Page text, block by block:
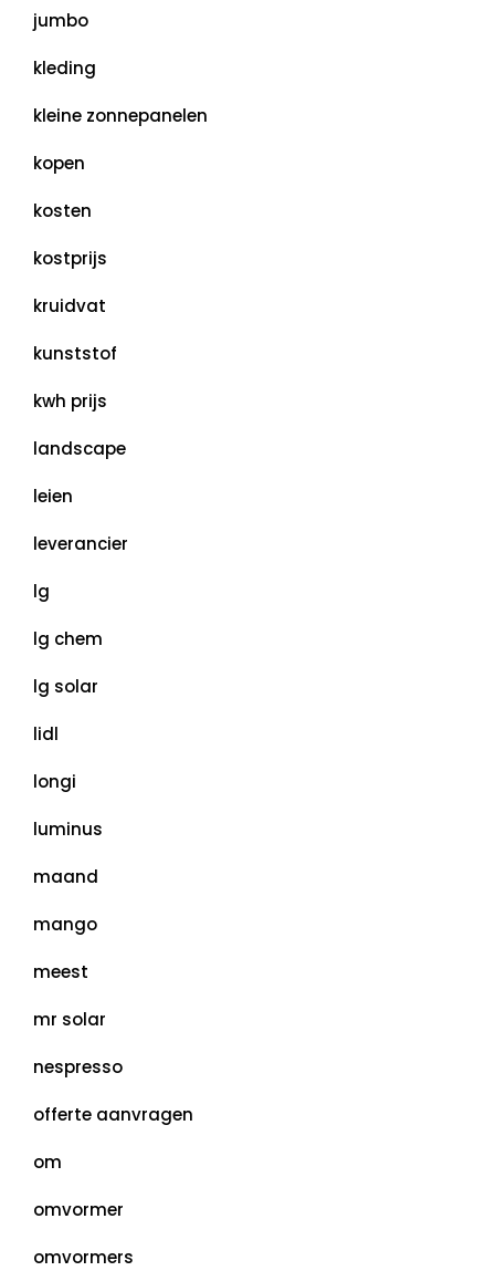
jumbo
kleding
kleine zonnepanelen
kopen
kosten
kostprijs
kruidvat
kunststof
kwh prijs
landscape
leien
leverancier
lg
lg chem
lg solar
lidl
longi
luminus
maand
mango
meest
mr solar
nespresso
offerte aanvragen
om
omvormer
omvormers